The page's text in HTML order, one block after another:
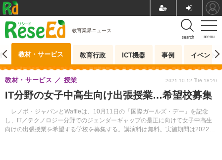
menu
search
教育業界ニュース
教材・サービス 教育行政 ICT機器 事例 イベント
IT分野の女子中高生向け出張授業…希望校募集
レノボ・ジャパンとWaffleは、10月11日の「国際ガールズ・デー」を記念
し、IT／テクノロジー分野でのジェンダーギャップの是正に向けて女子中高生
向けの出張授業を希望する学校を募集する。講演料は無料。実施期間は2022年
教材・サービス 授業 2021.10.12 Tue 18:20